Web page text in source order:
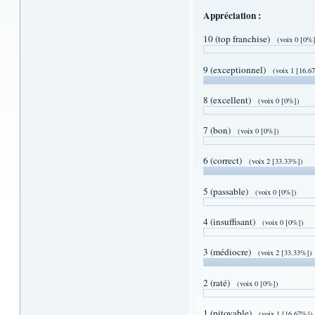
Appréciation :
10 (top franchise) (voix 0
9 (exceptionnel) (voix 1
8 (excellent) (voix 0 [0%])
7 (bon) (voix 0 [0%])
6 (correct) (voix 2 [33.33%])
5 (passable) (voix 0 [0%])
4 (insuffisant) (voix 0 [0%])
3 (médiocre) (voix 2 [33.33%])
2 (raté) (voix 0 [0%])